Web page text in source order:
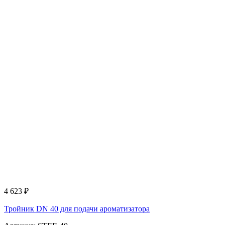
4 623 ₽
Тройник DN 40 для подачи ароматизатора